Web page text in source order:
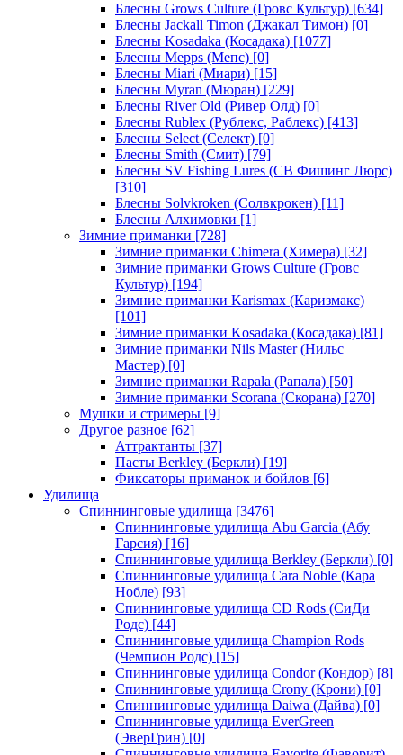
Блесны Grows Culture (Гровс Культур) [634]
Блесны Jackall Timon (Джакал Тимон) [0]
Блесны Kosadaka (Косадака) [1077]
Блесны Mepps (Мепс) [0]
Блесны Miari (Миари) [15]
Блесны Myran (Мюран) [229]
Блесны River Old (Ривер Олд) [0]
Блесны Rublex (Рублекс, Раблекс) [413]
Блесны Select (Селект) [0]
Блесны Smith (Смит) [79]
Блесны SV Fishing Lures (СВ Фишинг Люрс)
[310]
Блесны Solvkroken (Солвкрокен) [11]
Блесны Алхимовки [1]
Зимние приманки [728]
Зимние приманки Chimera (Химера) [32]
Зимние приманки Grows Culture (Гровс
Культур) [194]
Зимние приманки Karismax (Каризмакс)
[101]
Зимние приманки Kosadaka (Косадака) [81]
Зимние приманки Nils Master (Нильс
Мастер) [0]
Зимние приманки Rapala (Рапала) [50]
Зимние приманки Scorana (Скорана) [270]
Мушки и стримеры [9]
Другое разное [62]
Аттрактанты [37]
Пасты Berkley (Беркли) [19]
Фиксаторы приманок и бойлов [6]
Удилища
Спиннинговые удилища [3476]
Спиннинговые удилища Abu Garcia (Абу
Гарсия) [16]
Спиннинговые удилища Berkley (Беркли) [0]
Спиннинговые удилища Cara Noble (Кара
Нобле) [93]
Спиннинговые удилища CD Rods (СиДи
Родс) [44]
Спиннинговые удилища Champion Rods
(Чемпион Родс) [15]
Спиннинговые удилища Condor (Кондор) [8]
Спиннинговые удилища Crony (Крони) [0]
Спиннинговые удилища Daiwa (Дайва) [0]
Спиннинговые удилища EverGreen
(ЭверГрин) [0]